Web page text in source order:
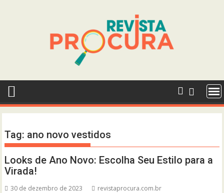
Tag: ano novo vestidos
Looks de Ano Novo: Escolha Seu Estilo para a
Virada!
30 de dezembro de 2023 revistaprocura.com.br